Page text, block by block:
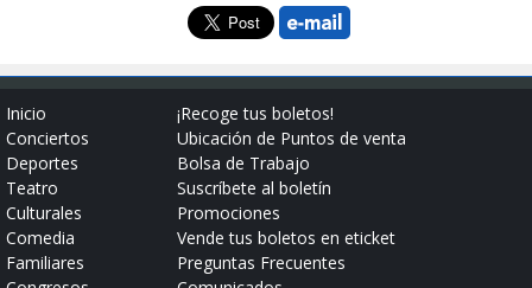
Inicio
Conciertos
Deportes
Teatro
Culturales
Comedia
Familiares
¡Recoge tus boletos!
Ubicación de Puntos de venta
Bolsa de Trabajo
Suscríbete al boletín
Promociones
Vende tus boletos en eticket
Preguntas Frecuentes